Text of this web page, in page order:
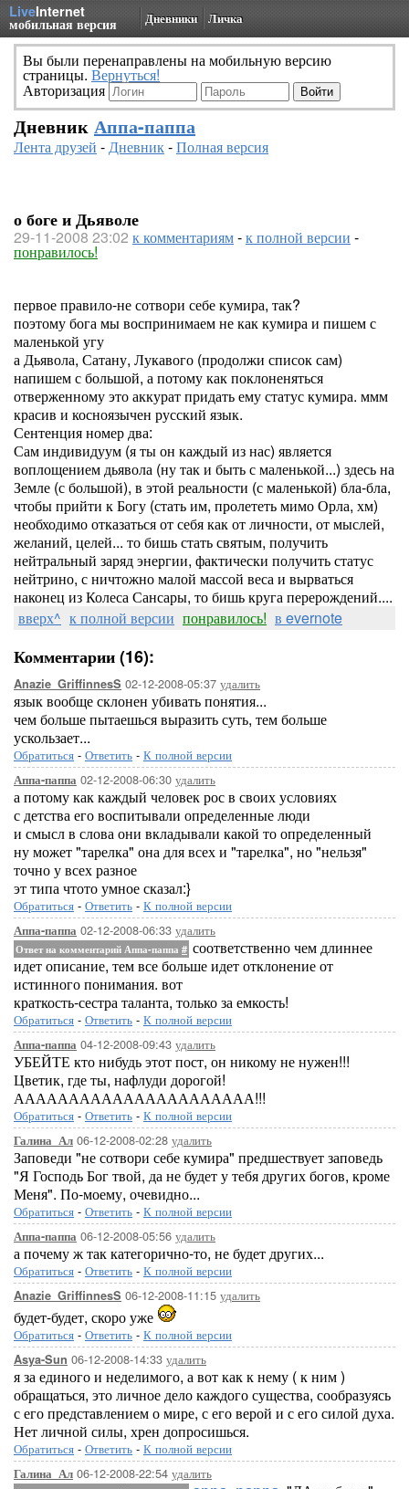
LiveInternet
мобильная версия Дневники Личка
Вы были перенаправлены на мобильную версию
страницы. Вернуться!
Авторизация
Дневник Аппа-паппа
Лента друзей -Дневник-Полная версия
о боге и Дьяволе
29-11-2008 23:02 к комментариям-к полной версии -
понравилось!
первое правило-не сотвори себе кумира, так?
поэтому бога мы воспринимаем не как кумира и пишем с
маленькой угу
а Дьявола, Сатану, Лукавого (продолжи список сам)
напишем с большой, а потому как поклоненяться
отверженному это аккурат придать ему статус кумира. ммм
красив и косноязычен русский язык.
Сентенция номер два:
Сам индивидуум (я ты он каждый из нас) является
воплощением дьявола (ну так и быть с маленькой...) здесь на
Земле (с большой), в этой реальности (с маленькой) бла-бла,
чтобы прийти к Богу (стать им, пролететь мимо Орла, хм)
необходимо отказаться от себя как от личности, от мыслей,
желаний, целей... то бишь стать святым, получить
нейтральный заряд энергии, фактически получить статус
нейтрино, с ничтожно малой массой веса и вырваться
наконец из Колеса Сансары, то бишь круга перерождений....
вверх^ к полной версии понравилось! в evernote
Комментарии (16):
Anazie_GriffinnesS 02-12-2008-05:37 удалить
язык вообще склонен убивать понятия...
чем больше пытаешься выразить суть, тем больше
ускользает...
Обратиться - Ответить - К полной версии
Аппа-паппа 02-12-2008-06:30 удалить
а потому как каждый человек рос в своих условиях
с детства его воспитывали определенные люди
и смысл в слова они вкладывали какой то определенный
ну может "тарелка" она для всех и "тарелка", но "нельзя"
точно у всех разное
эт типа чтото умное сказал:}
Обратиться - Ответить - К полной версии
Аппа-паппа 02-12-2008-06:33 удалить
Ответ на комментарий Аппа-паппа # соответственно чем длиннее
идет описание, тем все больше идет отклонение от
истинного понимания. вот
краткость-сестра таланта, только за емкость!
Обратиться - Ответить - К полной версии
Аппа-паппа 04-12-2008-09:43 удалить
УБЕЙТЕ кто нибудь этот пост, он никому не нужен!!!
Цветик, где ты, нафлуди дорогой!
АААААААААААААААААААААА!!!
Обратиться - Ответить - К полной версии
Галина_Ал 06-12-2008-02:28 удалить
Заповеди "не сотвори себе кумира" предшествует заповедь
"Я Господь Бог твой, да не будет у тебя других богов, кроме
Меня". По-моему, очевидно...
Обратиться - Ответить - К полной версии
Аппа-паппа 06-12-2008-05:56 удалить
а почему ж так категорично-то, не будет других...
Обратиться - Ответить - К полной версии
Anazie_GriffinnesS 06-12-2008-11:15 удалить
будет-будет, скоро уже
Обратиться - Ответить - К полной версии
Asya-Sun 06-12-2008-14:33 удалить
я за единого и неделимого, а вот как к нему ( к ним )
обращаться, это личное дело каждого существа, сообразуясь
с его представлением о мире, с его верой и с его силой духа.
Нет личной силы, хрен допросишься.
Обратиться - Ответить - К полной версии
Галина_Ал 06-12-2008-22:54 удалить